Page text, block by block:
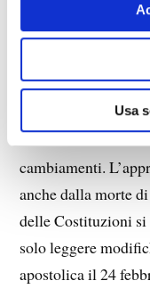
Usa
Del 1588 è la
generalmente
desiderasse
lasciare ai
cambiamenti.
anche dalla morte
delle Costituzioni si
solo leggere
apostolica il 24